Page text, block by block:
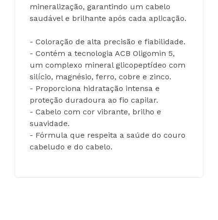
mineralização, garantindo um cabelo
saudável e brilhante após cada aplicação.
- Coloração de alta precisão e fiabilidade.
- Contém a tecnologia ACB Oligomin 5,
um complexo mineral glicopeptídeo com
silício, magnésio, ferro, cobre e zinco.
- Proporciona hidratação intensa e
proteção duradoura ao fio capilar.
- Cabelo com cor vibrante, brilho e
suavidade.
- Fórmula que respeita a saúde do couro
cabeludo e do cabelo.